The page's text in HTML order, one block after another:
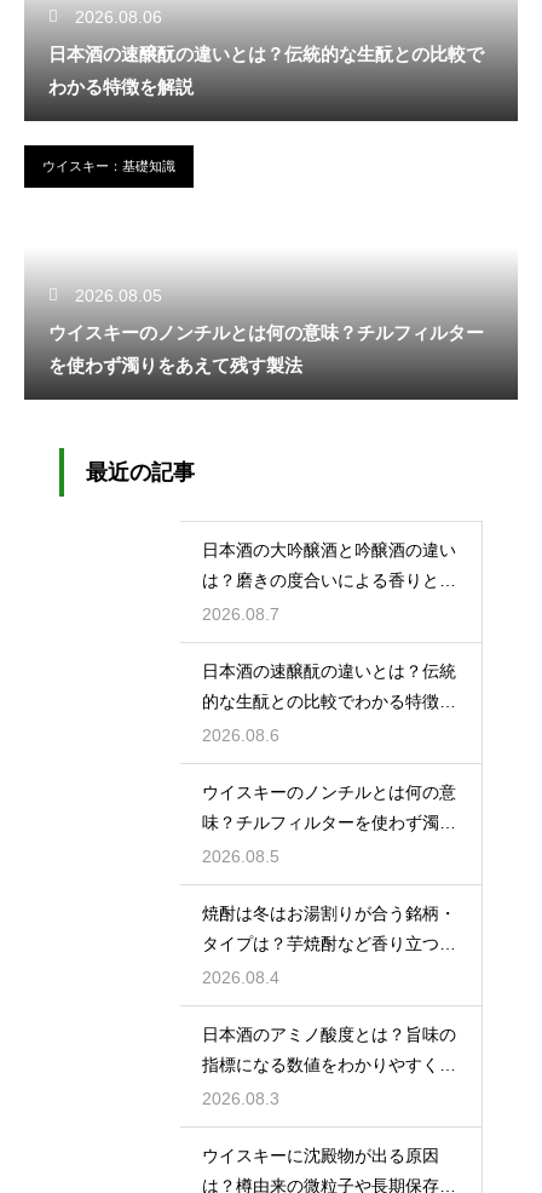
2026.08.06
日本酒の速醸酛の違いとは？伝統的な生酛との比較で
わかる特徴を解説
ウイスキー：基礎知識
2026.08.05
ウイスキーのノンチルとは何の意味？チルフィルター
を使わず濁りをあえて残す製法
最近の記事
日本酒の大吟醸酒と吟醸酒の違い
は？磨きの度合いによる香りと味
の差を解説
2026.08.7
日本酒の速醸酛の違いとは？伝統
的な生酛との比較でわかる特徴を
解説
2026.08.6
ウイスキーのノンチルとは何の意
味？チルフィルターを使わず濁り
をあえて残す製法
2026.08.5
焼酎は冬はお湯割りが合う銘柄・
タイプは？芋焼酎など香り立つ本
格焼酎で体が温まる
2026.08.4
日本酒のアミノ酸度とは？旨味の
指標になる数値をわかりやすく解
説
2026.08.3
ウイスキーに沈殿物が出る原因
は？樽由来の微粒子や長期保存で